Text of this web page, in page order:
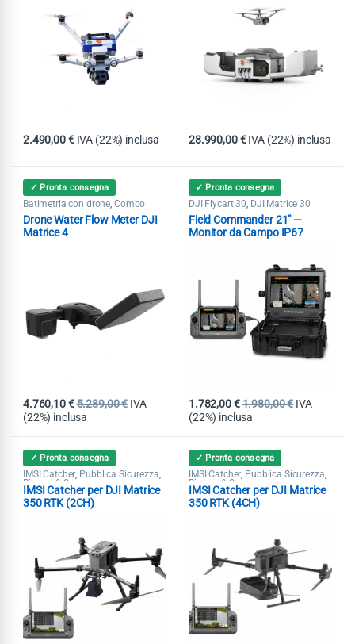
2.490,00€ IVA (22%) inclusa 28.990,00€ IVA (22%) inclusa
✓ Pronta consegna
Batimetria con drone, Combo
Batimetria DJI Matrice 4
Echosounder,Pubblica Sicurezza
Ricerca & Soccorso
Acqua & Gas
Drone Water Flow Meter DJI
Matrice 4
4.760,10€5.289,00€ IVA
(22%) inclusa
✓ Pronta consegna
DJI Flycart 30, DJI Matrice 30
Series ,DJI Matrice 350 RTK DJI
Matrice 400,DJI Matrice 4T
Mavic 3 Enterprise,DJI Mavic 3
Multispectral ,Droni Professionali
Field Commander 21″ —
Monitor da Campo IP67
1.782,00€1.980,00€ IVA
(22%) inclusa
✓ Pronta consegna
IMSI Catcher, Pubblica Sicurezza,
Ricerca & Soccorso
IMSI Catcher per DJI Matrice
350 RTK (2CH)
✓ Pronta consegna
IMSI Catcher, Pubblica Sicurezza,
Ricerca & Soccorso
IMSI Catcher per DJI Matrice
350 RTK (4CH)